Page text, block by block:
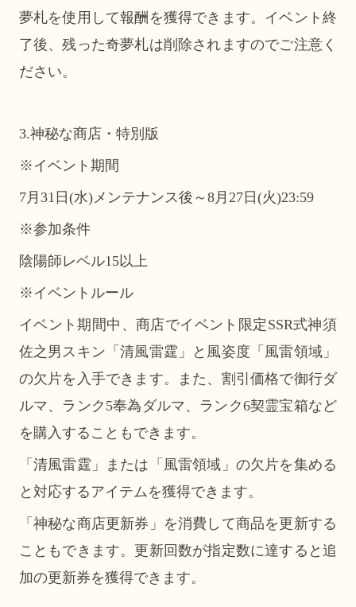
夢札を使用して報酬を獲得できます。イベント終
了後、残った奇夢札は削除されますのでご注意く
ださい。
3.神秘な商店・特別版
※イベント期間
7月31日(水)メンテナンス後～8月27日(火)23:59
※参加条件
陰陽師レベル15以上
※イベントルール
イベント期間中、商店でイベント限定SSR式神須
佐之男スキン「清風雷霆」と風姿度「風雷領域」
の欠片を入手できます。また、割引価格で御行ダ
ルマ、ランク5奉為ダルマ、ランク6契霊宝箱など
を購入することもできます。
「清風雷霆」または「風雷領域」の欠片を集める
と対応するアイテムを獲得できます。
「神秘な商店更新券」を消費して商品を更新する
こともできます。更新回数が指定数に達すると追
加の更新券を獲得できます。